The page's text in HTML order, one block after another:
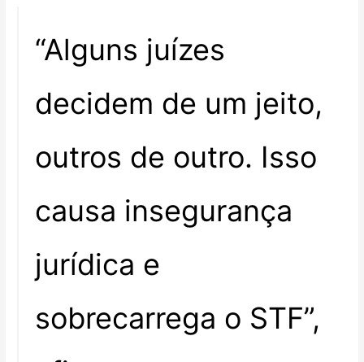
“Alguns juízes
decidem de um jeito,
outros de outro. Isso
causa insegurança
jurídica e
sobrecarrega o STF”,